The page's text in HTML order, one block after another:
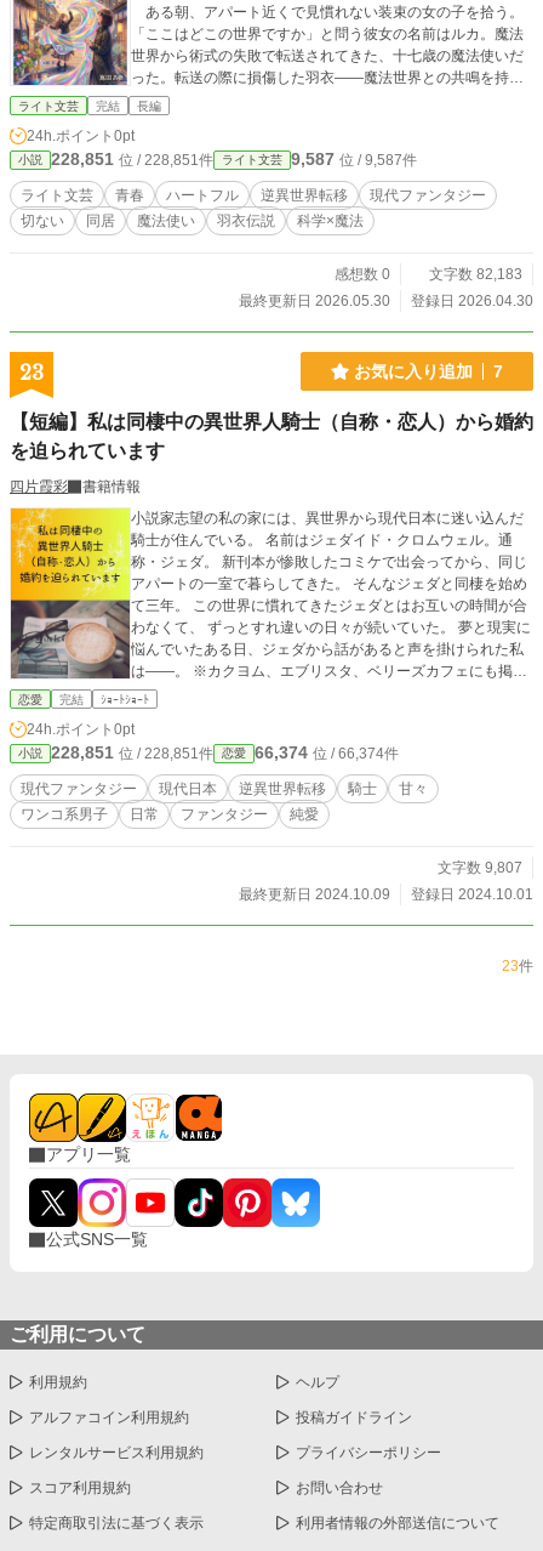
ある朝、アパート近くで見慣れない装束の女の子を拾う。
「ここはどこの世界ですか」と問う彼女の名前はルカ。魔法
世界から術式の失敗で転送されてきた、十七歳の魔法使いだ
った。転送の際に損傷した羽衣——魔法世界との共鳴を持つ
装束——を失ったルカは、元の世界へ帰る手段を持たない。
のまにかふたりの暮らしが始まる。 電灯を「魔法みたいで
す」と言い、コンビニに感動し、口癖の「でも……」で千晴
の問いに切り込んでくるルカ。その目を通して、千晴は自分
がずっと証明を理由に遠ざけてきたものに、少しずつ気づか
されていく。 やがて千晴は、世界中に残る羽衣伝説と量子力
きなかったのではなく、言葉をまだ持っていなかっただけで
はないか、と。 満月の夜、損傷した羽衣が月光に共鳴し、
ライト文芸 完結 長編
24h.ポイント 0pt
小説 228,851 位 / 228,851件 ライト文芸 9,587 位 / 9,587件
ライト文芸 青春 ハートフル 逆異世界転移
現代ファンタジー
切ない
同居 魔法使い 羽衣伝説 科学×魔法
感想数 0
文字数 82,183
最終更新日 2026.05.30
登録日 2026.04.30
23 お気に入り追加 7
【短編】私は同棲中の異世界人騎士（自称・恋人）から婚約
を迫られています
四片霞彩
書籍情報
小説家志望の私の家には、異世界から現代日本に迷い込んだ
騎士が住んでいる。 名前はジェダイド・クロムウェル。通
称・ジェダ。 新刊本が惨敗したコミケで出会ってから、同じ
アパートの一室で暮らしてきた。 そんなジェダと同棲を始め
て三年。 この世界に慣れてきたジェダとはお互いの時間が合
わなくて、 ずっとすれ違いの日々が続いていた。 夢と現実に
悩んでいたある日、ジェダから話があると声を掛けられた私
は――。 ※カクヨム、エブリスタ、ベリーズカフェにも掲載
中。1万文字程度の短編です。
恋愛 完結 ｼｮｰﾄｼｮｰﾄ
24h.ポイント 0pt
小説 228,851 位 / 228,851件 恋愛 66,374 位 / 66,374件
現代ファンタジー 現代日本 逆異世界転移 騎士
甘々
ワンコ系男子
日常 ファンタジー 純愛
文字数 9,807
最終更新日 2024.10.09
登録日 2024.10.01
23件
アプリ一覧
公式SNS一覧
ご利用について
利用規約 ヘルプ
アルファコイン利用規約 投稿ガイドライン
レンタルサービス利用規約 プライバシーポリシー
スコア利用規約 お問い合わせ
特定商取引法に基づく表示 利用者情報の外部送信について